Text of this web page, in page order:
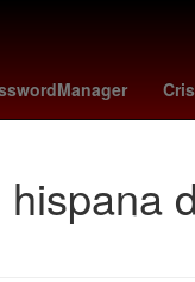
club atlético morelia